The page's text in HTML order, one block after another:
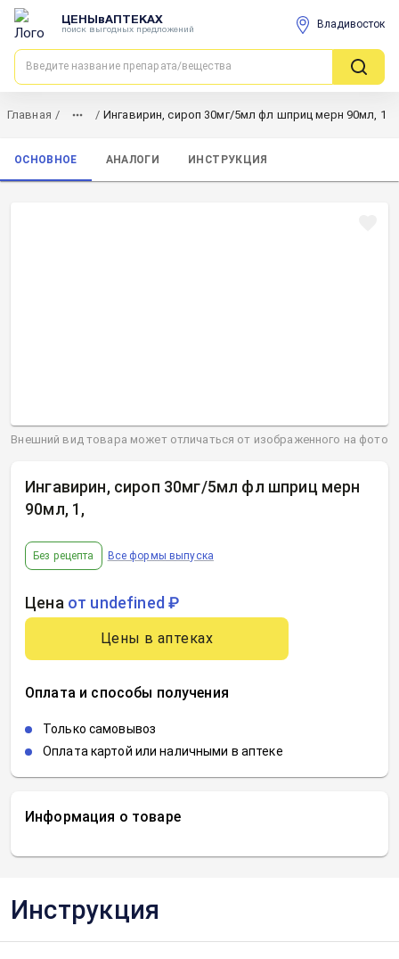
ЦЕНЫвАПТЕКАХ
поиск выгодных предложений Владивосток
Главная / / Ингавирин, сироп 30мг/5мл фл шприц мерн 90мл, 1
ОСНОВНОЕ АНАЛОГИ ИНСТРУКЦИЯ
Информация о товаре
Ингавирин, сироп 30мг/5мл фл шприц мерн
90мл, 1 ,
Без рецепта Все формы выпуска
Цена от undefined ₽
Цены в аптеках
Оплата и способы получения
Только самовывоз
Оплата картой или наличными в аптеке
Внешний вид товара может отличаться от изображенного на фото
Инструкция